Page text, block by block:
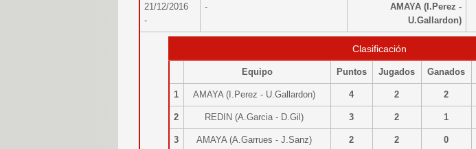
21/12/2016
-
-
AMAYA (I.Perez -
U.Gallardon)
Clasificación
Equipo Puntos Jugados Ganados
1 AMAYA (I.Perez - U.Gallardon) 4 2 2
2 REDIN (A.Garcia - D.Gil) 3 2 1
3 AMAYA (A.Garrues - J.Sanz) 2 2 0